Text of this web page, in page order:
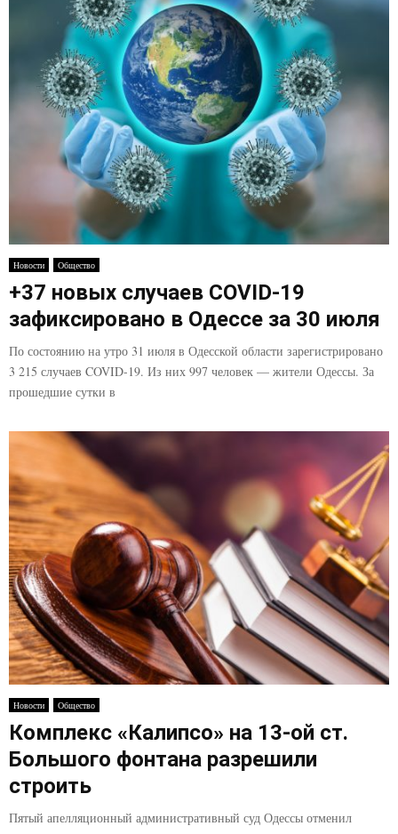
Новости Общество
+37 новых случаев COVID-19
зафиксировано в Одессе за 30 июля
По состоянию на утро 31 июля в Одесской области зарегистрировано
3 215 случаев COVID-19. Из них 997 человек — жители Одессы. За
прошедшие сутки в
Новости Общество
Комплекс «Калипсо» на 13-ой ст.
Большого фонтана разрешили
строить
Пятый апелляционный административный суд Одессы отменил